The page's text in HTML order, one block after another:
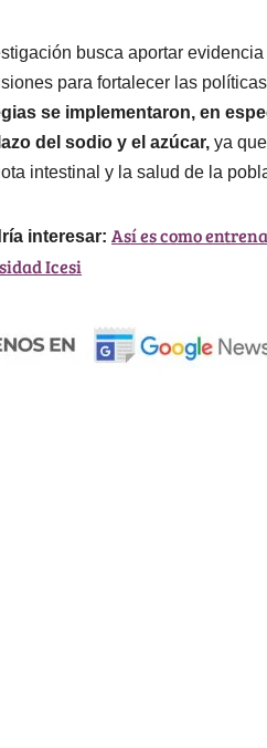
busca aportar evidencia
para fortalecer las
se implementaron, en
del sodio y el azúcar, ya
intestinal y la salud de la
interesar: Así es como
Icesi